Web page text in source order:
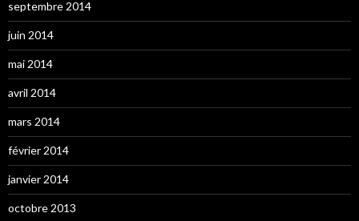
septembre 2014
juin 2014
mai 2014
avril 2014
mars 2014
février 2014
janvier 2014
octobre 2013